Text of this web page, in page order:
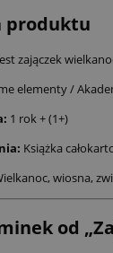
produktu
zajączek
elementy /
1 rok + (1+)
Książka
wiosna,
od